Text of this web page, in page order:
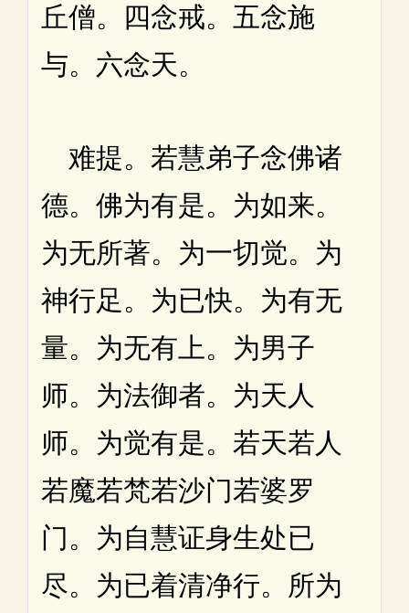
丘僧。四念戒。五念施
与。六念天。
难提。若慧弟子念佛诸
德。佛为有是。为如来。
为无所著。为一切觉。为
神行足。为已快。为有无
量。为无有上。为男子
师。为法御者。为天人
师。为觉有是。若天若人
若魔若梵若沙门若婆罗
门。为自慧证身生处已
尽。为已着清净行。所为